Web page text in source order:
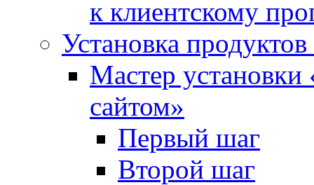
к клиентскому
Установка
Мастер
сайтом»
Первый шаг
Второй шаг